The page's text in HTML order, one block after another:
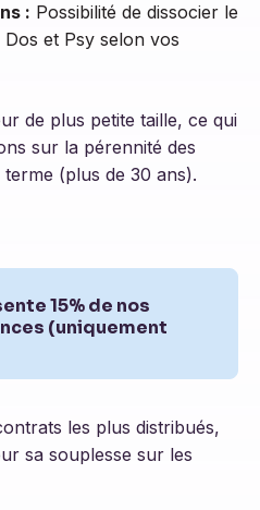
: Possibilité de dissocier le
et Psy selon vos
de plus petite taille, ce qui
sur la pérennité des
(plus de 30 ans).
15% de nos
(uniquement
les plus distribués,
sa souplesse sur les